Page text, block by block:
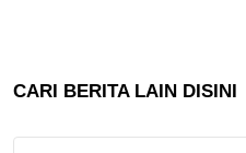
CARI BERITA LAIN DISINI